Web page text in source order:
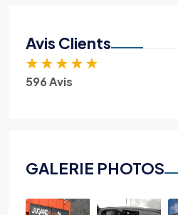
Avis Clients
★ ★ ★ ★ ★
596 Avis
GALERIE PHOTOS